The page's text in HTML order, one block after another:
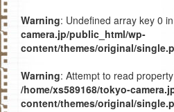
Warning: Undefined array key 0 in
camera.jp/public_html/wp-
content/themes/original/
Warning: Attempt to read
/home/xs589168/tokyo-
content/themes/original/